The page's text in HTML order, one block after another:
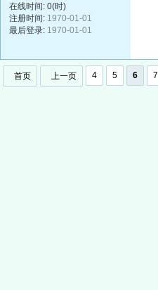
在线时间: 0(时)
注册时间: 1970-01-01
最后登录: 1970-01-01
首页 上一页 4 5 6 7